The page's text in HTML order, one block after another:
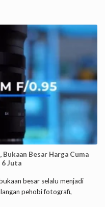
Besar Harga Cuma
6 Juta
besar selalu menjadi
pehobi fotografi,